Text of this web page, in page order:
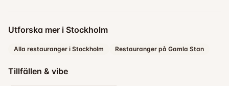
Utforska mer i Stockholm
Alla restauranger i Stockholm Restauranger på Gamla Stan
Tillfällen & vibe